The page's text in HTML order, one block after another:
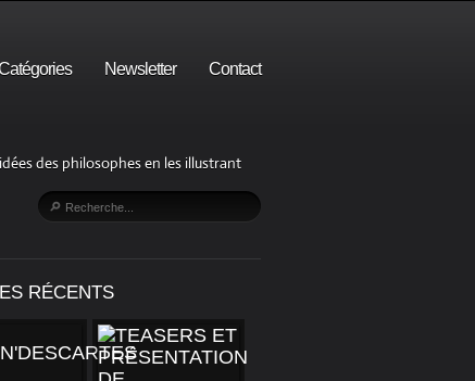
Newsletter Contact
des philosophes en les illustrant
RÉCENTS